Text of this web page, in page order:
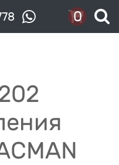
0